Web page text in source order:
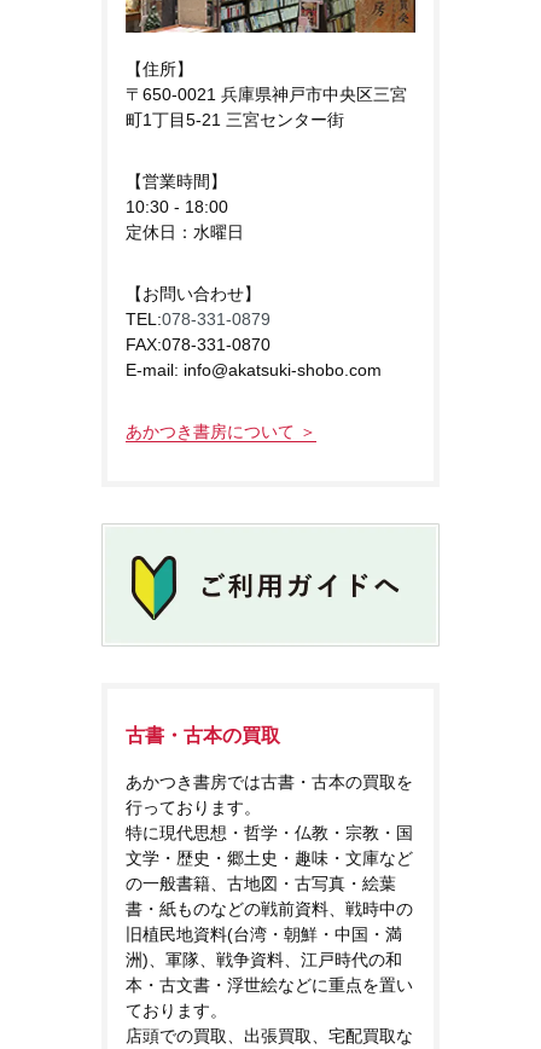
【住所】
〒650-0021 兵庫県神戸市中央区三宮
町1丁目5-21 三宮センター街
【営業時間】
10:30 - 18:00
定休日：水曜日
【お問い合わせ】
TEL:078-331-0879
FAX:078-331-0870
E-mail: info@akatsuki-shobo.com
あかつき書房について ＞
古書・古本の買取
あかつき書房では古書・古本の買取を
行っております。
特に現代思想・哲学・仏教・宗教・国
文学・歴史・郷土史・趣味・文庫など
の一般書籍、古地図・古写真・絵葉
書・紙ものなどの戦前資料、戦時中の
旧植民地資料(台湾・朝鮮・中国・満
洲)、軍隊、戦争資料、江戸時代の和
本・古文書・浮世絵などに重点を置い
ております。
店頭での買取、出張買取、宅配買取な